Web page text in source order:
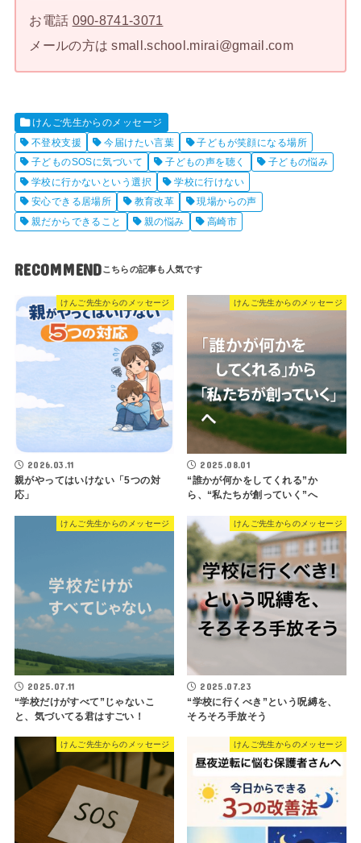
お電話 090-8741-3071
メールの方は small.school.mirai@gmail.com
けんご先生からのメッセージ
不登校支援
今届けたい言葉
子どもが笑顔になる場所
子どものSOSに気づいて
子どもの声を聴く
子どもの悩み
学校に行かないという選択
学校に行けない
安心できる居場所
教育改革
現場からの声
親だからできること
親の悩み 高崎市
RECOMMEND
けんご先生からのメッセージ
2026.03.11
親がやってはいけない「5つの対
応」
けんご先生からのメッセージ
2025.08.01
“誰かが何かをしてくれる”か
ら、“私たちが創っていく”へ
けんご先生からのメッセージ
2025.07.11
“学校だけがすべて”じゃないこ
と、気づいてる君はすごい！
けんご先生からのメッセージ
2025.07.23
“学校に行くべき”という呪縛を、
そろそろ手放そう
けんご先生からのメッセージ けんご先生からのメッセージ